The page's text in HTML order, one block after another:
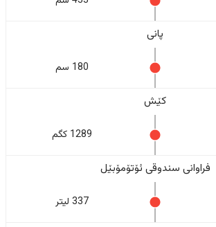
پانی
180 سم
کێش
1289 کگم
فراوانی سندوقی ئۆتۆمۆبێل
337 لیتر